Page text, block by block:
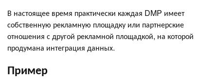
В настоящее время практически каждая DMP имеет
собственную рекламную площадку или партнерские
отношения с другой рекламной площадкой, на которой
продумана интеграция данных.
Пример